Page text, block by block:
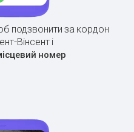
подзвонити за кордон
Вінсент і
номер